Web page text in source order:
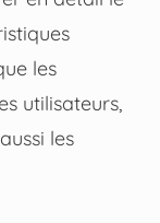
les
utilisateurs,
les